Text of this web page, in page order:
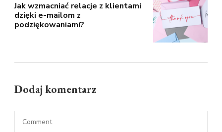
Jak wzmacniać relacje z klientami
dzięki e-mailom z
podziękowaniami?
Dodaj komentarz